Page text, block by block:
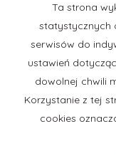
44-200 Rybnik
ul.Powstańców
Ta strona
statystycznych
serwisów do
ustawień
dowolnej chwili
Korzystanie z tej
cookies